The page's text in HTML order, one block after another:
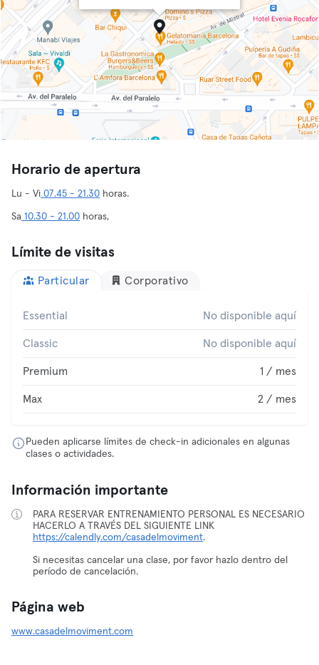
Horario de apertura
Lu - Vi 07.45 - 21.30 horas.
Sa 10.30 - 21.00 horas,
Límite de visitas
Particular Corporativo
Essential No disponible aquí
Classic No disponible aquí
Premium 1 / mes
Max 2 / mes
Pueden aplicarse límites de check-in adicionales en algunas
clases o actividades.
Información importante
PARA RESERVAR ENTRENAMIENTO PERSONAL ES NECESARIO
HACERLO A TRAVÉS DEL SIGUIENTE LINK
https://calendly.com/casadelmoviment.
Si necesitas cancelar una clase, por favor hazlo dentro del
período de cancelación.
Página web
www.casadelmoviment.com